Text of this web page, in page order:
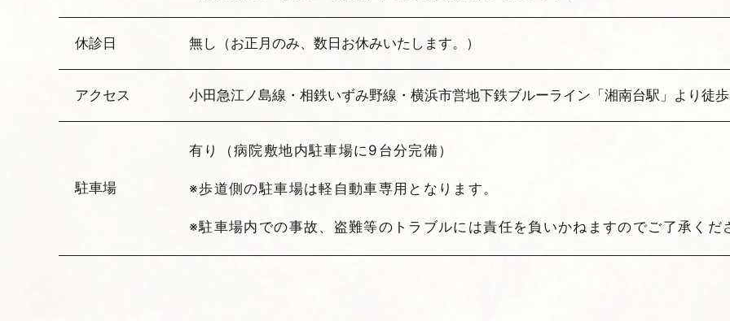
休診日 無し（お正月のみ、数日お休みいたします。）
アクセス 小田急江ノ島線・相鉄いずみ野線・横浜市営地下鉄ブルーライン「湘南台駅」より徒
駐車場
有り（病院敷地内駐車場に9台分完備）
※歩道側の駐車場は軽自動車専用となります。
※駐車場内での事故、盗難等のトラブルには責任を負いかねますのでご了承くだ